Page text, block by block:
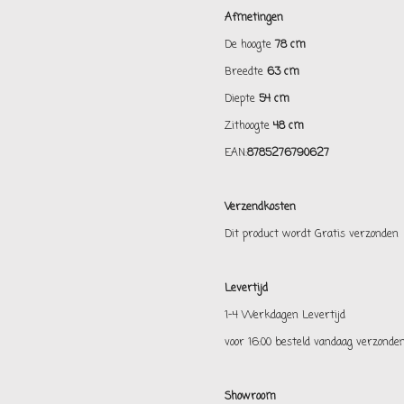
Afmetingen
De hoogte 78 cm
Breedte 63 cm
Diepte 54 cm
Zithoogte 48 cm
EAN:8785276790627
Verzendkosten
Dit product wordt Gratis verzonden
Levertijd
1-4 Werkdagen Levertijd
voor 16:00 besteld vandaag
Showroom